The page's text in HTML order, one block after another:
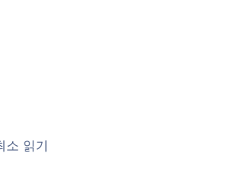
EXPERTS
소 읽기